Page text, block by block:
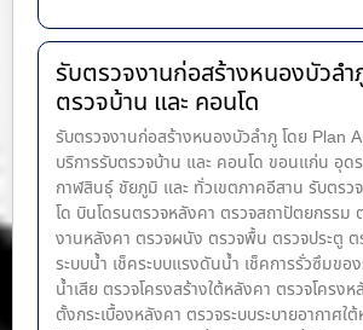
รับตรวจงานก่อสร้างหนองบัวลำ
ตรวจบ้าน และ คอนโด
รับตรวจงานก่อสร้างหนองบัวลำภู โดย Plan
บริการรับตรวจบ้าน และ คอนโด ขอนแก่น อุด
กาฬสินธุ์ ชัยภูมิ และ ทั่วเขตภาคอีสาน รับตรว
โด บินโดรนตรวจหลังคา ตรวจสถาปัตยกรรม
งานหลังคา ตรวจผนัง ตรวจพื้น ตรวจประตู ต
ระบบน้ำ เช็คระบบแรงดันน้ำ เช็คการรั่วซึมขอ
น้ำ​เสีย ตรวจโครงสร้างใต้หลังคา ตรวจโครง
ตั้งกระเบื้องหลังคา ตรวจระบบระบายอากาศใ